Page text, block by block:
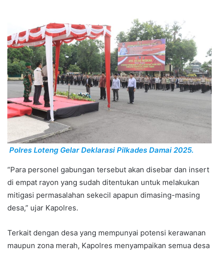
Polres Loteng Gelar Deklarasi Pilkades Damai 2025.
“Para personel gabungan tersebut akan disebar dan insert
di empat rayon yang sudah ditentukan untuk melakukan
mitigasi permasalahan sekecil apapun dimasing-masing
desa,” ujar Kapolres.
Terkait dengan desa yang mempunyai potensi kerawanan
maupun zona merah, Kapolres menyampaikan semua desa